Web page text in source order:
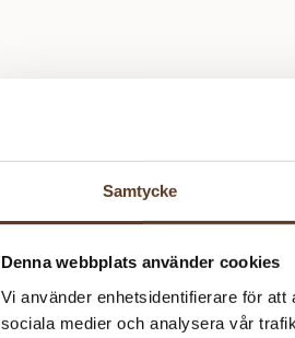
Samtycke
Denna webbplats använder cookies
Vi använder enhetsidentifierare för
sociala medier och analysera vår